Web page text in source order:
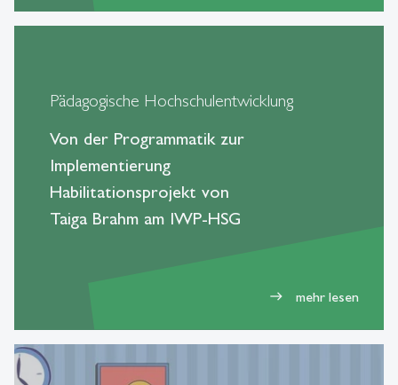
Pädagogische Hochschulentwicklung
Von der Programmatik zur
Implementierung
Habilitationsprojekt von
Taiga Brahm am IWP-HSG
east mehr lesen